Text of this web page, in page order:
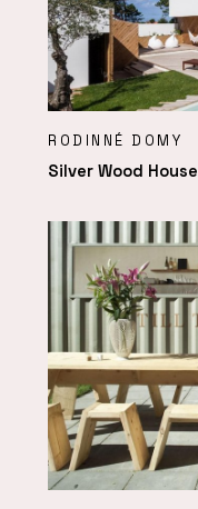
RODINNÉ DOMY
Silver Wood House